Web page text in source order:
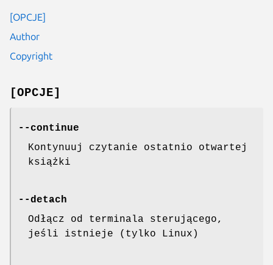
[OPCJE]
Author
Copyright
[OPCJE]
--continue
Kontynuuj czytanie ostatnio otwartej
książki
--detach
Odłącz od terminala sterującego,
jeśli istnieje (tylko Linux)